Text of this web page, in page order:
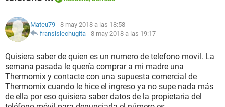
Mateu79 - 8 may 2018 a las 18:58
fransislechugita - 8 may 2018 a las 19:17
Quisiera saber de quien es un numero de telefono movil. La
semana pasada le quería comprar a mi madre una
Thermomix y contacte con una supuesta comercial de
Thermomix cuando le hice el ingreso ya no supe nada más
de ella por eso quisiera saber datos de la propietaria del